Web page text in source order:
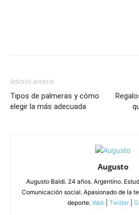
Artículo anterior
Tipos de palmeras y cómo
elegir la más adecuada
Augusto
Augusto Baldi. 24 años. Argentino.
Comunicación social. Apasionado de la
deporte. Web Twitter